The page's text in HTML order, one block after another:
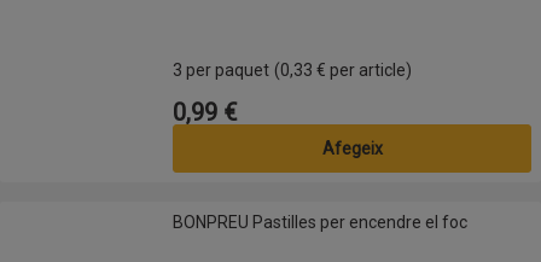
3 per paquet (0,33 € per article)
Preu
0,99 €
Afegeix
BONPREU Pastilles per encendre el focBONPREU Pastilles per encendre el foc